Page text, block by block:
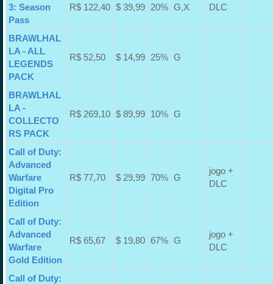
3: Season
Pass
R$ 122,40 $ 39,99 20% G,X DLC
BRAWLHAL
LA - ALL
LEGENDS
PACK
R$ 52,50 $ 14,99 25% G
BRAWLHAL
LA -
COLLECTO
RS PACK
R$ 269,10 $ 89,99 10% G
Call of Duty:
Advanced
Warfare
Digital Pro
Edition
R$ 77,70 $ 29,99 70% G
jogo +
DLC
Call of Duty:
Advanced
Warfare
Gold Edition
R$ 65,67 $ 19,80 67% G
jogo +
DLC
Call of Duty: